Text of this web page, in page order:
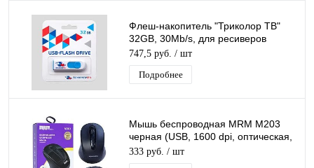
Флеш-накопитель "Триколор ТВ"
32GB, 30Mb/s, для ресиверов
Триколор, ноутбука, компьютера,
автомобиля
747,5 руб. / шт
Подробнее
Мышь беспроводная MRM M203
черная (USB, 1600 dpi, оптическая,
3 кнопки)
333 руб. / шт